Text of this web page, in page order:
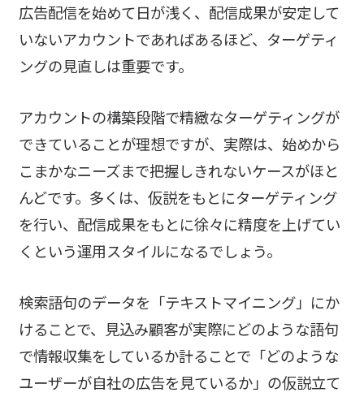
広告配信を始めて日が浅く、配信成果が安定して
いないアカウントであればあるほど、ターゲティ
ングの見直しは重要です。
アカウントの構築段階で精緻なターゲティングが
できていることが理想ですが、実際は、始めから
こまかなニーズまで把握しきれないケースがほと
んどです。多くは、仮説をもとにターゲティング
を行い、配信成果をもとに徐々に精度を上げてい
くという運用スタイルになるでしょう。
検索語句のデータを「テキストマイニング」にか
けることで、見込み顧客が実際にどのような語句
で情報収集をしているか計ることで「どのような
ユーザーが自社の広告を見ているか」の仮説立て